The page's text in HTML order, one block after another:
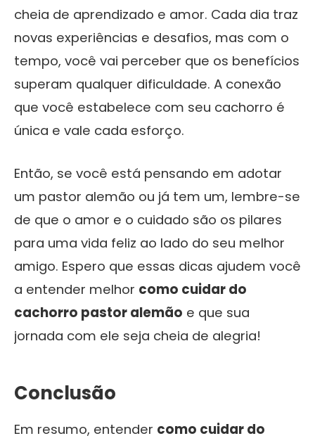
cheia de aprendizado e amor. Cada dia traz
novas experiências e desafios, mas com o
tempo, você vai perceber que os benefícios
superam qualquer dificuldade. A conexão
que você estabelece com seu cachorro é
única e vale cada esforço.
Então, se você está pensando em adotar
um pastor alemão ou já tem um, lembre-se
de que o amor e o cuidado são os pilares
para uma vida feliz ao lado do seu melhor
amigo. Espero que essas dicas ajudem você
a entender melhor como cuidar do
cachorro pastor alemão e que sua
jornada com ele seja cheia de alegria!
Conclusão
Em resumo, entender como cuidar do